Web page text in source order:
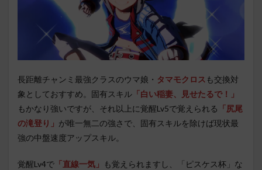
長距離チャンミ最強クラスのウマ娘・ タマモクロス も交換対
象としておすすめ。固有スキル 「白い稲妻、見せたるで！」
もかなり強いですが、それ以上に覚醒Lv5で覚えられる 「尻尾
の滝登り」 が唯一無二の強さで、固有スキルを除けば現状最
強の中盤速度アップスキル。
覚醒Lv4で 「直線一気」
も覚えられますし、「ピスケス杯」な